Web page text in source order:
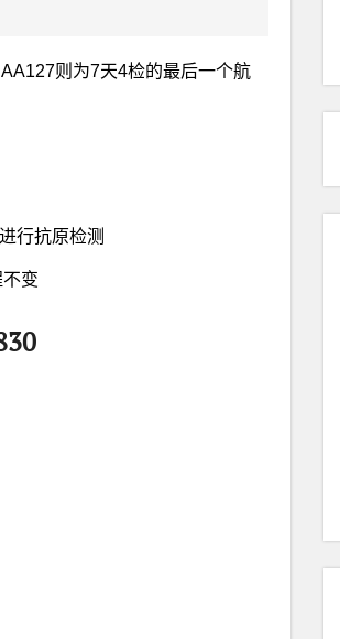
则为7天4检的最后一个航
行抗原检测
变